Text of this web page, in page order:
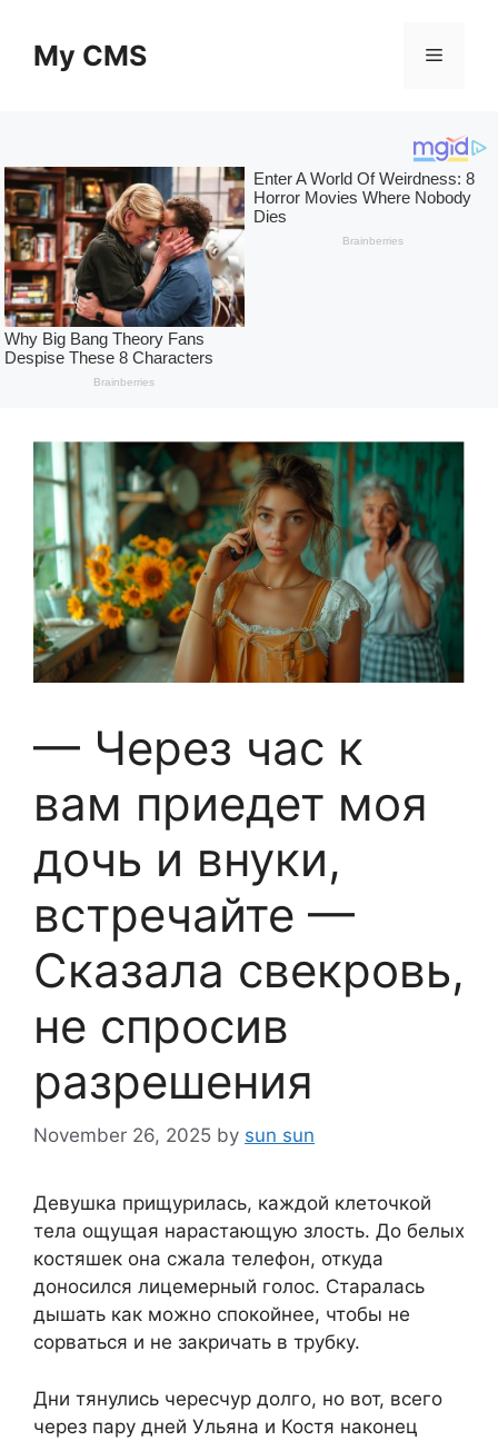
contentMy CMS Menu
— Через час к
вам приедет моя
дочь и внуки,
встречайте —
Сказала свекровь,
не спросив
разрешения
November 26, 2025 by sun sun
Девушка прищурилась, каждой клеточкой
тела ощущая нарастающую злость. До белых
костяшек она сжала телефон, откуда
доносился лицемерный голос. Старалась
дышать как можно спокойнее, чтобы не
сорваться и не закричать в трубку.
Дни тянулись чересчур долго, но вот, всего
через пару дней Ульяна и Костя наконец